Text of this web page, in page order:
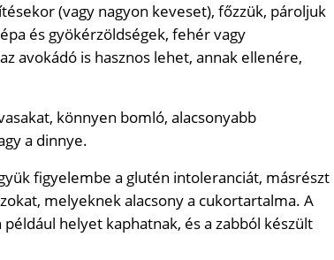
(vagy nagyon keveset), főzzük, pároljuk
és gyökérzöldségek, fehér vagy
avokádó is hasznos lehet, annak ellenére,
könnyen bomló, alacsonyabb
a dinnye.
figyelembe a glutén intoleranciát, másrészt
melyeknek alacsony a cukortartalma. A
helyet kaphatnak, és a zabból készült